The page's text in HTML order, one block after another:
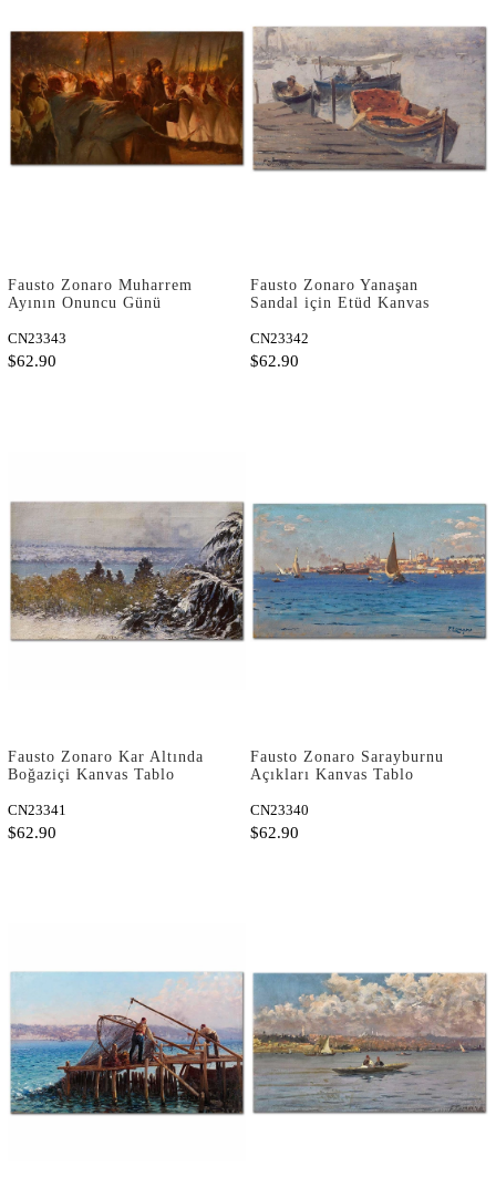
Fausto Zonaro Muharrem
Ayının Onuncu Günü
CN23343
$62.90
Fausto Zonaro Yanaşan
Sandal için Etüd Kanvas
CN23342
$62.90
Fausto Zonaro Kar Altında
Boğaziçi Kanvas Tablo
CN23341
$62.90
Fausto Zonaro Sarayburnu
Açıkları Kanvas Tablo
CN23340
$62.90